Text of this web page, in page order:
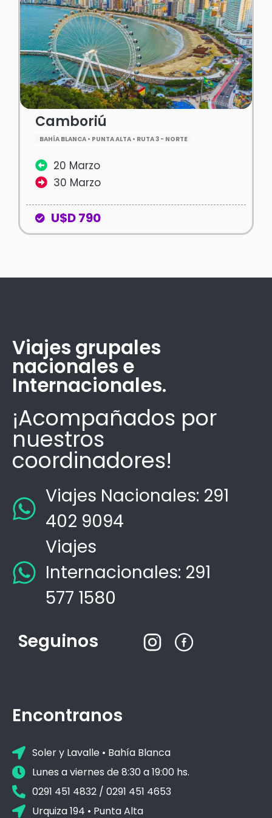
Camboriú
BAHÍA BLANCA • PUNTA ALTA • RUTA 3 - NORTE
20 Marzo
30 Marzo
U$D 790
Viajes grupales
nacionales e
Internacionales.
¡Acompañados por
nuestros
coordinadores!
Viajes Nacionales: 291
402 9094
Viajes
Internacionales: 291
577 1580
Seguinos
Encontranos
Soler y Lavalle • Bahía Blanca
Lunes a viernes de 8:30 a 19:00 hs.
0291 451 4832 / 0291 451 4653
Urquiza 194 • Punta Alta